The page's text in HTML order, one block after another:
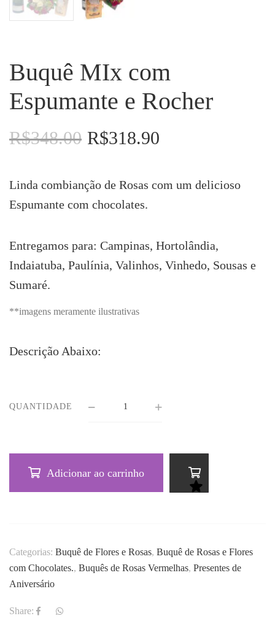
Buquê MIx com
Espumante e Rocher
R$348.00 O
era:
R$348.00.
R$318.90
é:
Linda combianção de Rosas com um delicioso
Espumante com chocolates.
Entregamos para: Campinas, Hortolândia,
Indaiatuba, Paulínia, Valinhos, Vinhedo, Sousas e
Sumaré.
**imagens meramente ilustrativas
Descrição Abaixo:
QUANTIDADE
Adicionar ao carrinho
Categorias: Buquê de Flores e Rosas, Buquê de Rosas e Flores
com Chocolates., Buquês de Rosas Vermelhas, Presentes de
Aniversário
Share: